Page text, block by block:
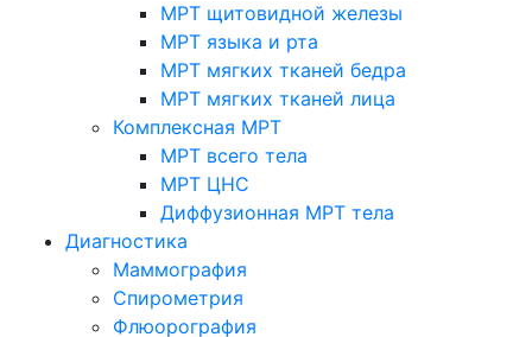
МРТ щитовидной железы
МРТ языка и рта
МРТ мягких тканей бедра
МРТ мягких тканей лица
Комплексная МРТ
МРТ всего тела
МРТ ЦНС
Диффузионная МРТ тела
Диагностика
Маммография
Спирометрия
Флюорография